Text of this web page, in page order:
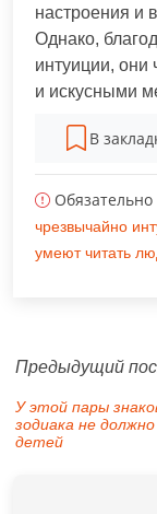
настроения и
Однако,
интуиции, они
и искусными
В
чрезвычайно
умеют читать
Предыдущий
У этой пары
зодиака не
детей